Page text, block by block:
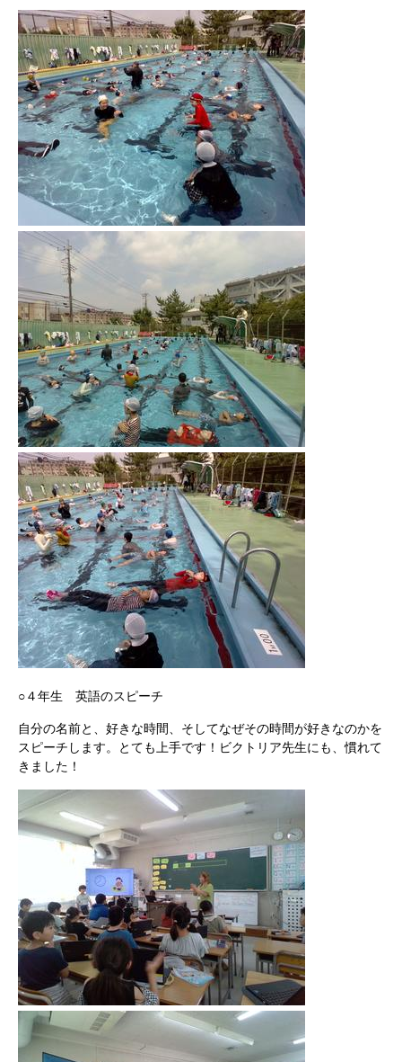
○４年生 英語のスピーチ
自分の名前と、好きな時間、そしてなぜその時間が好きなのかを
スピーチします。とても上手です！ビクトリア先生にも、慣れて
きました！